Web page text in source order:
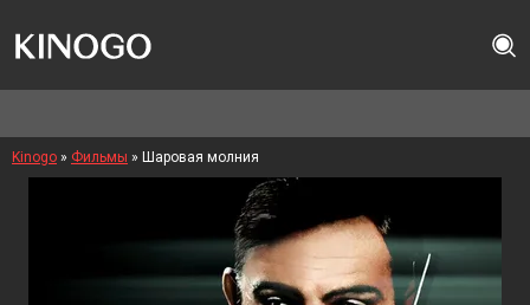
Kinogo » Фильмы » Шаровая молния